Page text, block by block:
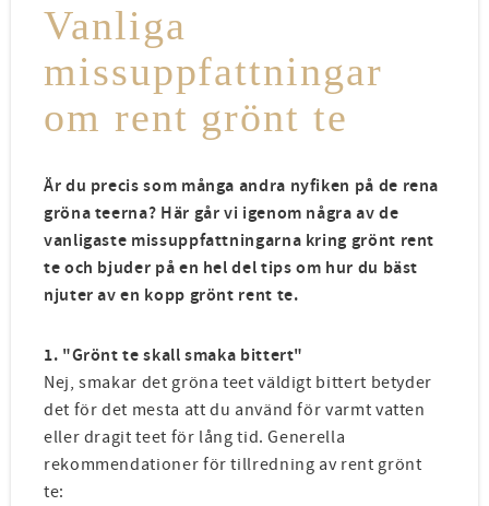
Vanliga
missuppfattningar
om rent grönt te
Är du precis som många andra nyfiken på de rena
gröna teerna? Här går vi igenom några av de
vanligaste missuppfattningarna kring grönt rent
te och bjuder på en hel del tips om hur du bäst
njuter av en kopp grönt rent te.
1. "Grönt te skall smaka bittert"
Nej, smakar det gröna teet väldigt bittert betyder
det för det mesta att du använd för varmt vatten
eller dragit teet för lång tid. Generella
rekommendationer för tillredning av rent grönt
te: